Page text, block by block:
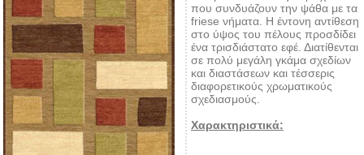
που συνδυάζουν την ψάθα με τα
friese νήματα. Η έντονη αντίθεση
στο ύψος του πέλους προσδίδει
ένα τρισδιάστατο εφέ. Διατίθενται
σε πολύ μεγάλη γκάμα σχεδίων
και διαστάσεων και τέσσερις
διαφορετικούς χρωματικούς
σχεδιασμούς.
Χαρακτηριστικά: